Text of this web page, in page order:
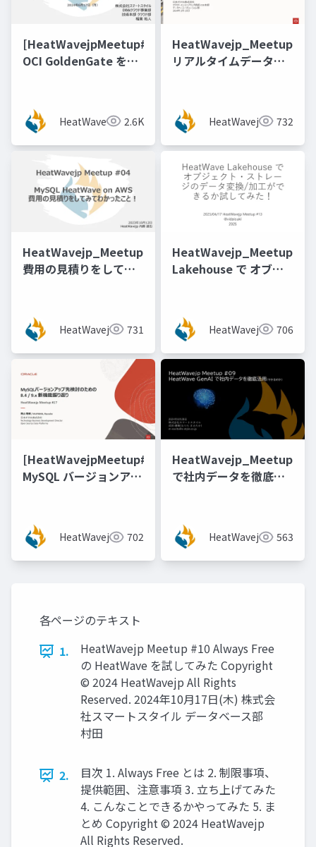
[HeatWavejpMeetup#08]
OCI GoldenGate を用
HeatWave へのデータ
連携 [稲葉 祐人 氏（ス
マートスタイル）]
HeatWavejp 2.6K
リアルタイムデータレ
ージド型Oracle
GoldenGateのご紹介
HeatWavejp 732
費用の見積りをしてみ
HeatWavejp 731
Lakehouse で オブジ
か試してみた！
[@vidaisuki 氏]
HeatWavejp 706
[HeatWavejpMeetup#17]
MySQL バージョンアッ
山 隆輔氏 (日本オラク
ル株式会社)]HeatWavejp 702
で社内データを徹底活
HeatWavejp 563
各ページのテキスト
1.
HeatWavejp Meetup #10 Always Free
の HeatWave を試してみた Copyright
© 2024 HeatWavejp All Rights
Reserved. 2024年10月17日(木) 株式会
社スマートスタイル データベース部
村田
2.
目次 1. Always Free とは 2. 制限事項、
提供範囲、注意事項 3. 立ち上げてみた
4. こんなことできるかやってみた 5. ま
とめ Copyright © 2024 HeatWavejp
All Rights Reserved.